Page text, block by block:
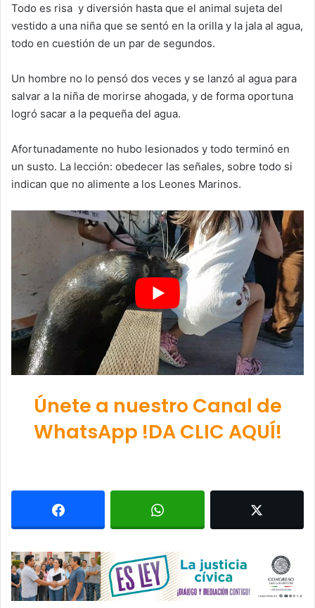
Todo es risa y diversión hasta que el animal sujeta del
vestido a una niña que se sentó en la orilla y la jala al agua,
todo en cuestión de un par de segundos.
Un hombre no lo pensó dos veces y se lanzó al agua para
salvar a la niña de morirse ahogada, y de forma oportuna
logró sacar a la pequeña del agua.
Afortunadamente no hubo lesionados y todo terminó en
un susto. La lección: obedecer las señales, sobre todo si
indican que no alimente a los Leones Marinos.
Únete a nuestro Canal de
WhatsApp !DA CLIC AQUÍ!